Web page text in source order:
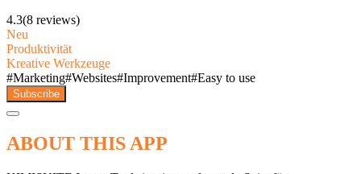
4.3(8 reviews)
Neu
Produktivität
Kreative Werkzeuge
#Marketing#Websites#Improvement#Easy to use
Subscribe
ABOUT THIS APP